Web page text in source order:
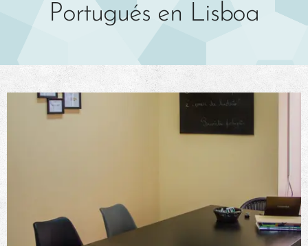
Portugués en Lisboa